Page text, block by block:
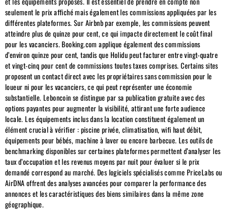
seulement le prix affiché mais également les commissions appliquées par les
différentes plateformes. Sur Airbnb par exemple, les commissions peuvent
atteindre plus de quinze pour cent, ce qui impacte directement le coût final
pour les vacanciers. Booking.com applique également des commissions
d’environ quinze pour cent, tandis que Holidu peut facturer entre vingt-quatre
et vingt-cinq pour cent de commissions toutes taxes comprises. Certains sites
proposent un contact direct avec les propriétaires sans commission pour le
loueur ni pour les vacanciers, ce qui peut représenter une économie
substantielle. Leboncoin se distingue par sa publication gratuite avec des
options payantes pour augmenter la visibilité, attirant une forte audience
locale. Les équipements inclus dans la location constituent également un
élément crucial à vérifier : piscine privée, climatisation, wifi haut débit,
équipements pour bébés, machine à laver ou encore barbecue. Les outils de
benchmarking disponibles sur certaines plateformes permettent d’analyser les
taux d’occupation et les revenus moyens par nuit pour évaluer si le prix
demandé correspond au marché. Des logiciels spécialisés comme PriceLabs ou
AirDNA offrent des analyses avancées pour comparer la performance des
annonces et les caractéristiques des biens similaires dans la même zone
géographique.